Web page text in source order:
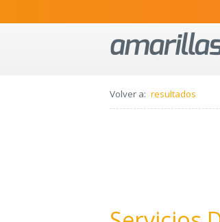
Volver a: resultados